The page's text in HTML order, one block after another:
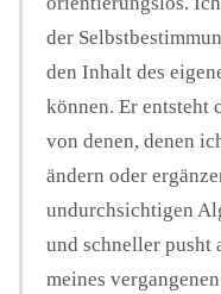
der
den Inhalt des
können. Er entsteht
von denen, denen
ändern oder
undurchsichtigen
und schneller pusht
meines